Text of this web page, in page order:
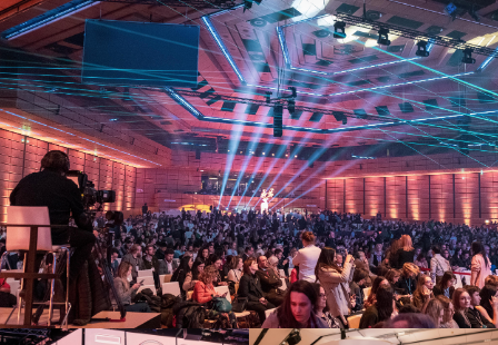
Bild
in
Lightbox
öffnen:
Große
Menschenmenge
in
Halle
mit
Bühnenlicht
und